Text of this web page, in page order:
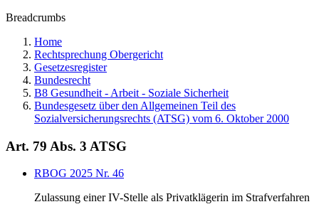
Breadcrumbs
Home
Rechtsprechung Obergericht
Gesetzesregister
Bundesrecht
B8 Gesundheit - Arbeit - Soziale Sicherheit
Bundesgesetz über den Allgemeinen Teil des
Sozialversicherungsrechts (ATSG) vom 6. Oktober 2000
Art. 79 Abs. 3 ATSG
RBOG 2025 Nr. 46
Zulassung einer IV-Stelle als Privatklägerin im Strafverfahren